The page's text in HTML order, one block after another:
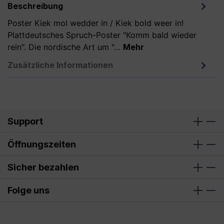
Beschreibung
Poster Kiek mol wedder in / Kiek bold weer in!
Plattdeutsches Spruch-Poster "Komm bald wieder
rein". Die nordische Art um "… Mehr
Zusätzliche Informationen
Support
Öffnungszeiten
Sicher bezahlen
Folge uns